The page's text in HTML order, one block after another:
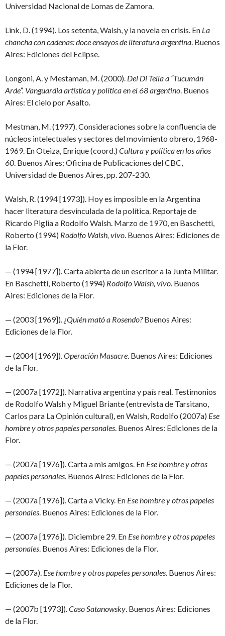
Universidad Nacional de Lomas de Zamora.
Link, D. (1994). Los setenta, Walsh, y la novela en crisis. En La
chancha con cadenas: doce ensayos de literatura argentina. Buenos
Aires: Ediciones del Eclipse.
Longoni, A. y Mestaman, M. (2000). Del Di Tella a “Tucumán
Arde”. Vanguardia artística y política en el 68 argentino. Buenos
Aires: El cielo por Asalto.
Mestman, M. (1997). Consideraciones sobre la confluencia de
núcleos intelectuales y sectores del movimiento obrero, 1968-
1969. En Oteiza, Enrique (coord.) Cultura y política en los años
60. Buenos Aires: Oficina de Publicaciones del CBC,
Universidad de Buenos Aires, pp. 207-230.
Walsh, R. (1994 [1973]). Hoy es imposible en la Argentina
hacer literatura desvinculada de la política. Reportaje de
Ricardo Piglia a Rodolfo Walsh. Marzo de 1970, en Baschetti,
Roberto (1994) Rodolfo Walsh, vivo. Buenos Aires: Ediciones de
la Flor.
— (1994 [1977]). Carta abierta de un escritor a la Junta Militar.
En Baschetti, Roberto (1994) Rodolfo Walsh, vivo. Buenos
Aires: Ediciones de la Flor.
— (2003 [1969]).¿Quién mató a Rosendo?Buenos Aires:
Ediciones de la Flor.
— (2004 [1969]).Operación Masacre. Buenos Aires: Ediciones
de la Flor.
— (2007a [1972]). Narrativa argentina y país real. Testimonios
de Rodolfo Walsh y Miguel Briante (entrevista de Tarsitano,
Carlos para La Opinión cultural), en Walsh, Rodolfo (2007a) Ese
hombre y otros papeles personales. Buenos Aires: Ediciones de la
Flor.
— (2007a [1976]). Carta a mis amigos. En Ese hombre y otros
papeles personales. Buenos Aires: Ediciones de la Flor.
— (2007a [1976]). Carta a Vicky. En Ese hombre y otros papeles
personales. Buenos Aires: Ediciones de la Flor.
— (2007a [1976]). Diciembre 29. En Ese hombre y otros papeles
personales. Buenos Aires: Ediciones de la Flor.
— (2007a). Ese hombre y otros papeles personales. Buenos Aires:
Ediciones de la Flor.
— (2007b [1973]).Caso Satanowsky. Buenos Aires: Ediciones
de la Flor.